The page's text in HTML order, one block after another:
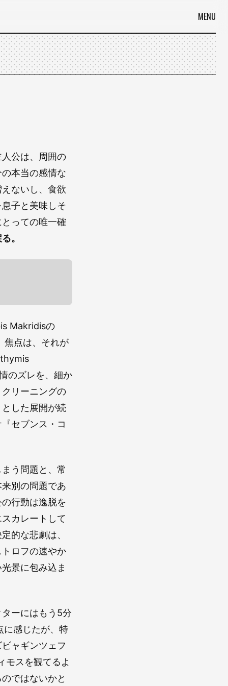
MENU
公は、周囲の
本当の感情な
ないし、食欲
子と美味しそ
っての唯一確
。
Makridisの
焦点は、それが
のズレを、細か
リーニングの
した展開が続
セブンス・コ
う問題と、常
別の問題であ
行動は逸脱を
カレートして
的な悲劇は、
ロフの速やか
景に包み込ま
ーにはもう5分
に感じたが、特
ャギンツェフ
モスを観てるよ
ではないかと